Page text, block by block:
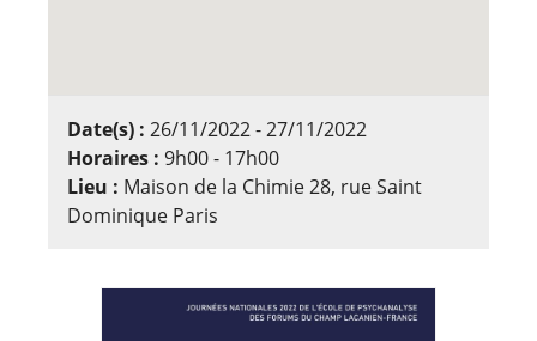
Date(s) : 26/11/2022 - 27/11/2022
Horaires : 9h00 - 17h00
Lieu : Maison de la Chimie 28, rue Saint
Dominique Paris